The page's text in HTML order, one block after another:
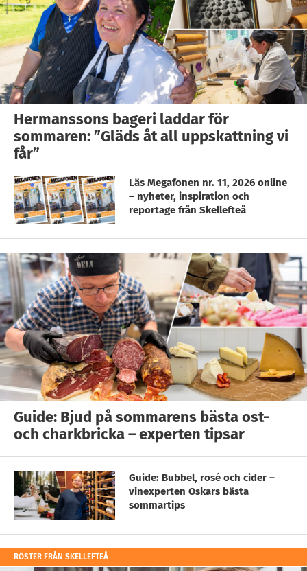
Hermanssons bageri laddar för
sommaren: ”Gläds åt all uppskattning vi
får”
Läs Megafonen nr. 11, 2026 online
– nyheter, inspiration och
reportage från Skellefteå
Guide: Bjud på sommarens bästa ost-
och charkbricka – experten tipsar
Guide: Bubbel, rosé och cider –
vinexperten Oskars bästa
sommartips
RÖSTER FRÅN SKELLEFTEÅ